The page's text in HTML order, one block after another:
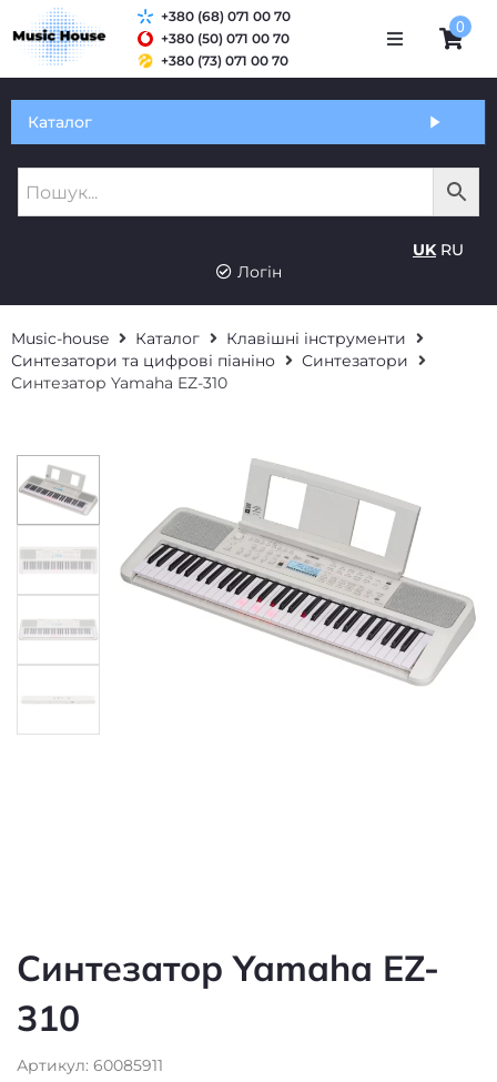
Оплата і доставка
+380 (68) 071 00 70
+380 (50) 071 00 70
+380 (73) 071 00 70
0
Каталог
UK RU
Логін
Music-house Каталог
Клавішні інструменти
Синтезатори та цифрові піаніно
Синтезатори
Синтезатор Yamaha EZ-310
Синтезатор Yamaha EZ-
310
Артикул: 60085911